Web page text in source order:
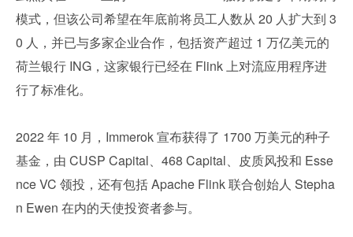
模式，但该公司希望在年底前将员工人数从 20 人扩大到 3
0 人，并已与多家企业合作，包括资产超过 1 万亿美元的
荷兰银行 ING，这家银行已经在 Flink 上对流应用程序进
行了标准化。
2022 年 10 月，Immerok 宣布获得了 1700 万美元的种子
基金，由 CUSP Capital、468 Capital、皮质风投和 Esse
nce VC 领投，还有包括 Apache Flink 联合创始人 Stepha
n Ewen 在内的天使投资者参与。